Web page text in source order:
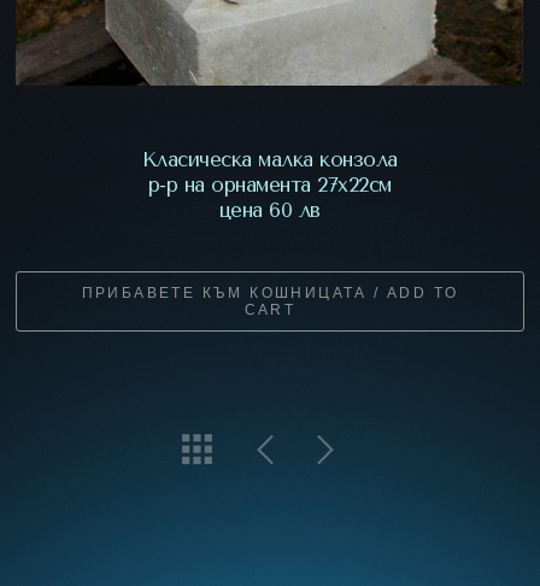
Класическа малка конзола
р-р на орнамента 27х22см
цена 60 лв
ПРИБАВЕТЕ КЪМ КОШНИЦАТА / ADD TO
CART